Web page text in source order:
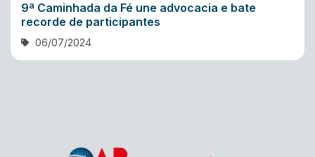
9ª Caminhada da Fé une advocacia e bate
recorde de participantes
06/07/2024